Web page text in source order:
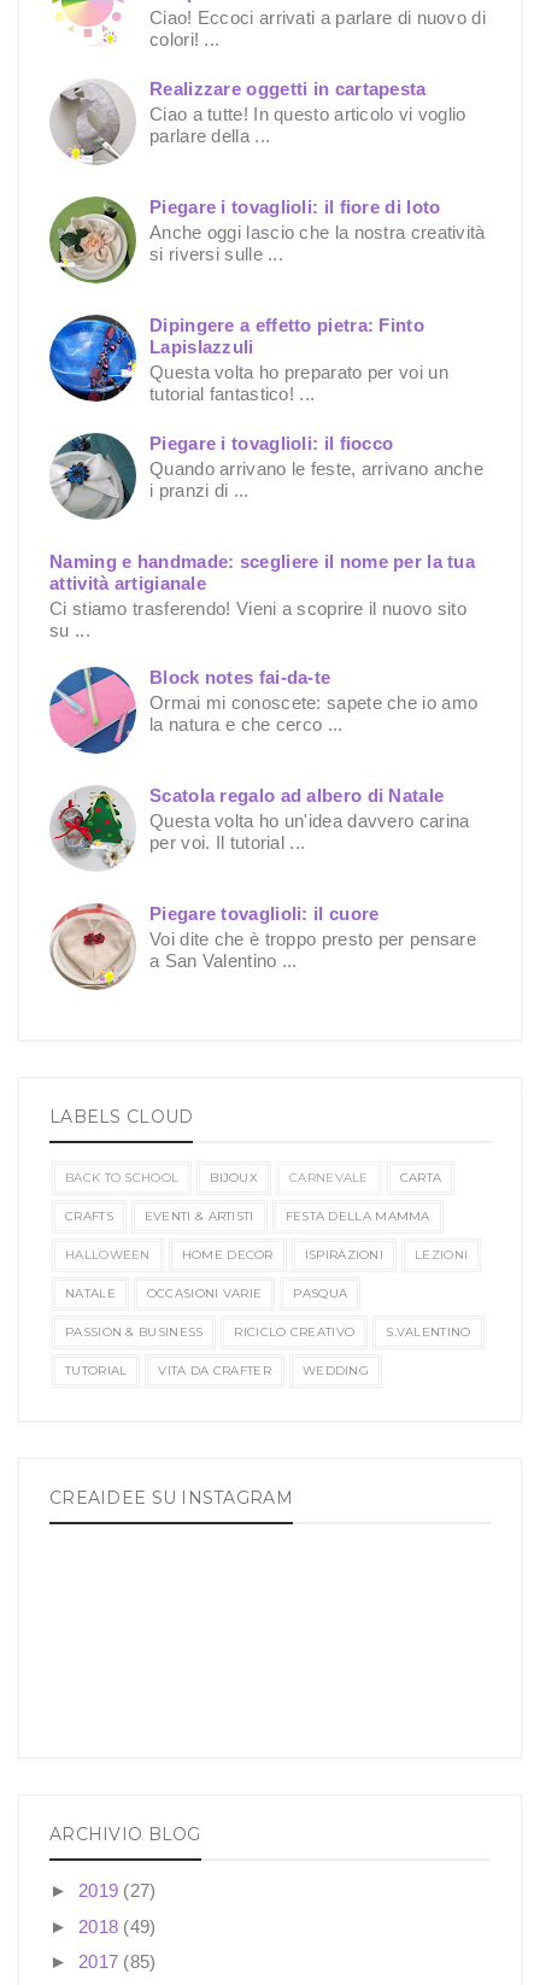
Ciao! Eccoci arrivati a parlare di nuovo di
colori! ...
Realizzare oggetti in cartapesta
Ciao a tutte! In questo articolo vi voglio
parlare della ...
Piegare i tovaglioli: il fiore di loto
Anche oggi lascio che la nostra creatività
si riversi sulle ...
Dipingere a effetto pietra: Finto
Lapislazzuli
Questa volta ho preparato per voi un
tutorial fantastico! ...
Piegare i tovaglioli: il fiocco
Quando arrivano le feste, arrivano anche
i pranzi di ...
Naming e handmade: scegliere il nome per la tua
attività artigianale
Ci stiamo trasferendo! Vieni a scoprire il nuovo sito
su ...
Block notes fai-da-te
Ormai mi conoscete: sapete che io amo
la natura e che cerco ...
Scatola regalo ad albero di Natale
Questa volta ho un'idea davvero carina
per voi. Il tutorial ...
Piegare tovaglioli: il cuore
Voi dite che è troppo presto per pensare
a San Valentino ...
LABELS CLOUD
BACK TO SCHOOL BIJOUX CARNEVALE CARTA
CRAFTS EVENTI & ARTISTI FESTA DELLA MAMMA
HALLOWEEN HOME DECOR ISPIRAZIONI LEZIONI
NATALE OCCASIONI VARIE PASQUA
PASSION & BUSINESS RICICLO CREATIVO S.VALENTINO
TUTORIAL VITA DA CRAFTER WEDDING
CREAIDEE SU INSTAGRAM
ARCHIVIO BLOG
► 2019 (27)
► 2018 (49)
► 2017 (85)